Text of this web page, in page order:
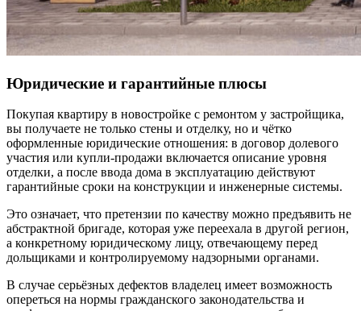
Юридические и гарантийные плюсы
Покупая квартиру в новостройке с ремонтом у застройщика,
вы получаете не только стены и отделку, но и чётко
оформленные юридические отношения: в договор долевого
участия или купли-продажи включается описание уровня
отделки, а после ввода дома в эксплуатацию действуют
гарантийные сроки на конструкции и инженерные системы.
Это означает, что претензии по качеству можно предъявить не
абстрактной бригаде, которая уже переехала в другой регион,
а конкретному юридическому лицу, отвечающему перед
дольщиками и контролируемому надзорными органами.
В случае серьёзных дефектов владелец имеет возможность
опереться на нормы гражданского законодательства и